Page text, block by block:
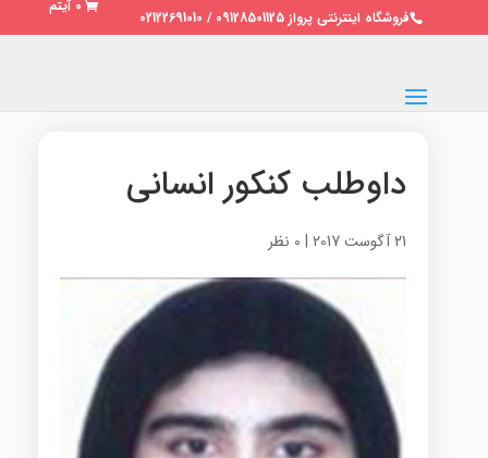
فروشگاه اینترنتی پرواز 09128501125 / 02122691010
0 آیتم
داوطلب کنکور انسانی
21 آگوست 2017 | 0 نظر